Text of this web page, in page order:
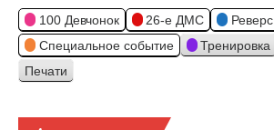
100 Девчонок 26-е ДМС
Реверс
Специальное событие
Тренировка
Просмотр
Печати